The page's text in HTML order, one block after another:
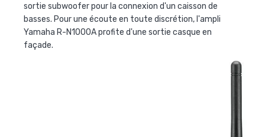
sortie subwoofer pour la connexion d'un caisson de
basses. Pour une écoute en toute discrétion, l'ampli
Yamaha R-N1000A profite d'une sortie casque en
façade.